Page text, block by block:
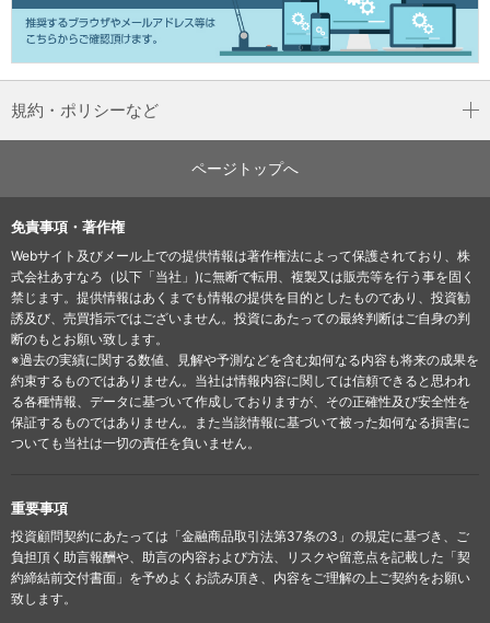
規約・ポリシーなど
ページトップへ
免責事項・著作権
Webサイト及びメール上での提供情報は著作権法によって保護されており、株
式会社あすなろ（以下「当社」)に無断で転用、複製又は販売等を行う事を固く
禁じます。提供情報はあくまでも情報の提供を目的としたものであり、投資勧
誘及び、売買指示ではございません。投資にあたっての最終判断はご自身の判
断のもとお願い致します。
※過去の実績に関する数値、見解や予測などを含む如何なる内容も将来の成果を
約束するものではありません。当社は情報内容に関しては信頼できると思われ
る各種情報、データに基づいて作成しておりますが、その正確性及び安全性を
保証するものではありません。また当該情報に基づいて被った如何なる損害に
ついても当社は一切の責任を負いません。
重要事項
投資顧問契約にあたっては「金融商品取引法第37条の3」の規定に基づき、ご
負担頂く助言報酬や、助言の内容および方法、リスクや留意点を記載した「契
約締結前交付書面」を予めよくお読み頂き、内容をご理解の上ご契約をお願い
致します。